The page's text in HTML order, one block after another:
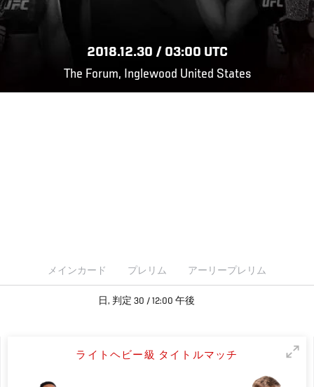
2018.12.30 / 03:00 UTC
The Forum, Inglewood United States
メインカード プレリム アーリープレリム
日, 判定 30 / 12:00 午後
ライトヘビー級 タイトルマッチ